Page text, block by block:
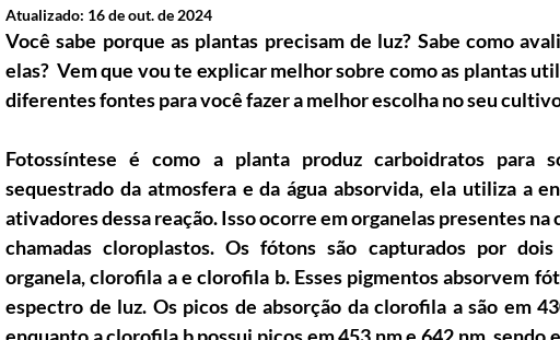
Atualizado: 16 de out. de 2024
Você sabe porque as plantas precisam de luz? Sabe como
elas?  Vem que vou te explicar melhor sobre como as plantas
diferentes fontes para você fazer a melhor escolha no seu
Fotossíntese é como a planta produz carboidratos para
sequestrado da atmosfera e da água absorvida, ela utiliza a
ativadores dessa reação. Isso ocorre em organelas presentes na
chamadas cloroplastos. Os fótons são capturados por
organela, clorofila a e clorofila b. Esses pigmentos absorvem
espectro de luz. Os picos de absorção da clorofila a são em